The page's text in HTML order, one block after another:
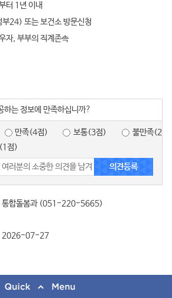
터 1년 이내
부24) 또는 보건소 방문신청
자, 부부의 직계존속
하는 정보에 만족하십니까?
만족(4점) 보통(3점)
점)
통합돌봄과 (051-220-5665)
2026-07-27